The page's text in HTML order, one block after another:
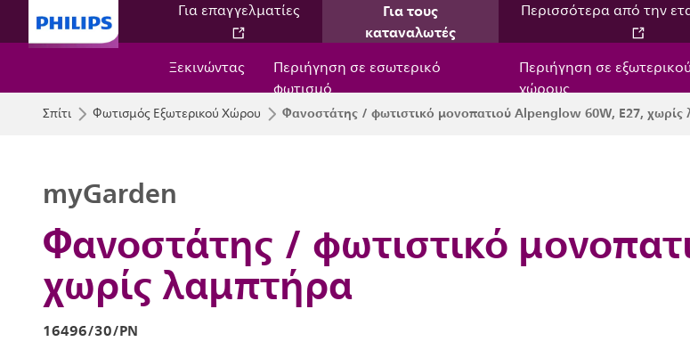
Για επαγγελματίες
Για τους
καταναλωτές
Περισσότερα από την
Ξεκινώντας
Περιήγηση σε εσωτερικό
φωτισμό
Περιήγηση σε
χώρους
Σπίτι Φωτισμός Εξωτερικού Χώρου Φανοστάτης / φωτιστικό μονοπατιού Alpenglow 60W, E27, χωρίς
Φανοστάτης / φωτιστικό
χωρίς λαμπτήρα
myGarden
16496/30/PN